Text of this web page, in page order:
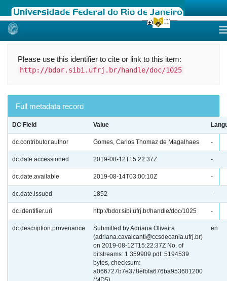
Skip
Please use this identifier to cite or link to this item:
http://bdor.sibi.ufrj.br/handle/doc/1025
Full metadata record
DC Field Value
dc.contributor.author Gomes, Carlos Thomaz de Magalhaes -
dc.date.accessioned 2019-08-12T15:22:37Z -
dc.date.available 2019-08-14T03:00:10Z -
dc.date.issued 1852 -
dc.identifier.uri http://bdor.sibi.ufrj.br/handle/doc/1025 -
dc.description.provenance
Submitted by Adriana Oliveira
(adriana.cavalcanti@ccsdecania.ufrj.br)
on 2019-08-12T15:22:37Z No. of
bitstreams: 1 359909.pdf: 5194539
bytes, checksum:
a066727b7e378efbfa676ba953601200
en